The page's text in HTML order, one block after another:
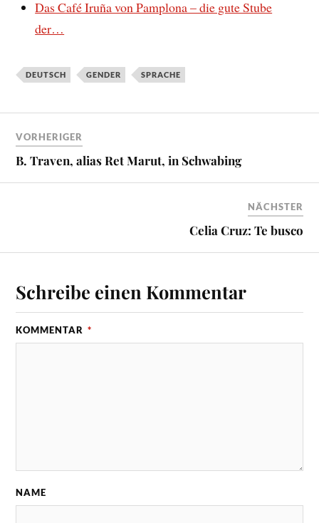
Das Café Iruña von Pamplona – die gute Stube
der…
DEUTSCH GENDER SPRACHE
VORHERIGER
B. Traven, alias Ret Marut, in Schwabing
NÄCHSTER
Celia Cruz: Te busco
Schreibe einen Kommentar
KOMMENTAR *
NAME